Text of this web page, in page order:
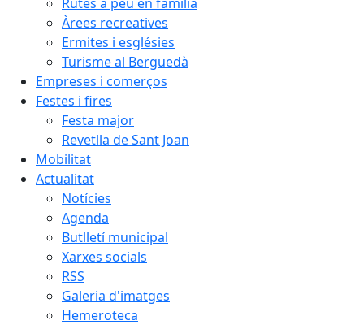
Àrees recreatives
Ermites i esglésies
Turisme al Berguedà
Empreses i comerços
Festes i fires
Festa major
Revetlla de Sant Joan
Mobilitat
Actualitat
Notícies
Agenda
Butlletí municipal
Xarxes socials
RSS
Galeria d'imatges
Hemeroteca